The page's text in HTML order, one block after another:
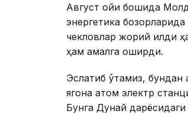
Август ойи бошида
энергетика
чекловлар жорий қилди
ҳам амалга оширди.
Эслатиб ўтамиз, бундан
ягона атом электр
Бунга Дунай